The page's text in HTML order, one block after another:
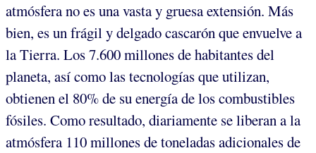
atmósfera no es una vasta y gruesa extensión. Más
bien, es un frágil y delgado cascarón que envuelve a
la Tierra. Los 7.600 millones de habitantes del
planeta, así como las tecnologías que utilizan,
obtienen el 80% de su energía de los combustibles
fósiles. Como resultado, diariamente se liberan a la
atmósfera 110 millones de toneladas adicionales de